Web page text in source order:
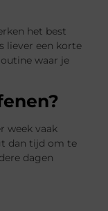
het best
liever een korte
waar je
week vaak
dan tijd om te
dagen